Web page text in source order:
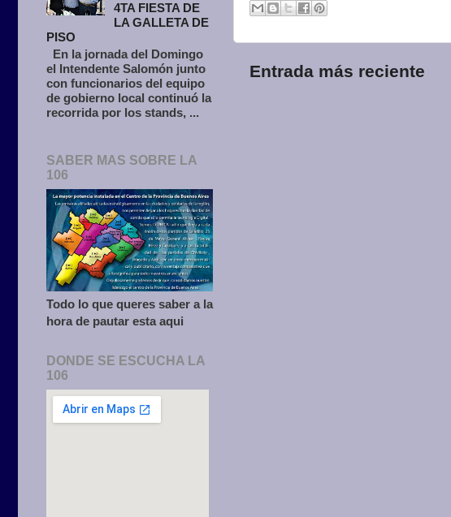
Entrada más reciente
4TA FIESTA DE
LA GALLETA DE
PISO
En la jornada del Domingo
el Intendente Salomón junto
con funcionarios del equipo
de gobierno local continuó la
recorrida por los stands, ...
SABER MAS SOBRE LA
106
Todo lo que queres saber a la
hora de pautar esta aqui
DONDE SE ESCUCHA LA
106